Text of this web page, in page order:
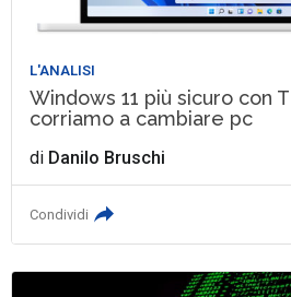
L'ANALISI
Windows 11 più sicuro con
corriamo a cambiare pc
di Danilo Bruschi
Condividi